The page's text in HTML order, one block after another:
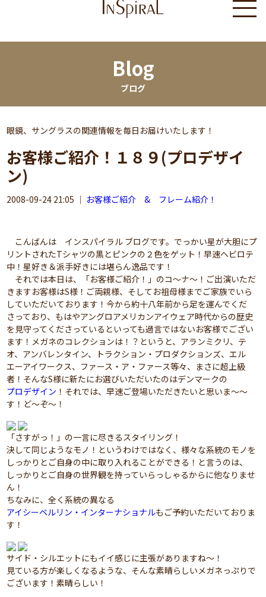
Blog
ブログ
眼鏡、サングラスの関連情報を毎日お届けいたします！
お客様ご紹介！１８９(プロデザイ
ン)
2008-09-24 21:05 ｜ お客様ご紹介 & フレーム紹介！
こんばんは インスパイラル ブログです。でっかい星が大胆にプ
リントされたTシャツの黒とピンクの２色をゲット！早速ヘビロテ
中！星好き＆派手好きには堪らん逸品です！
それでは本日は、「お客様ご紹介！」のコ～ナ～！ご出演いただ
きますお客様はS様！ご両親様、そしてお祖母様までご家族でいら
していただいております！今から約十八年前から足を運んでくだ
さっており、もはやアングロアメリカンアイウェア時代からの歴史
を見守ってくださっているといっても過言ではないお客様でござい
ます！メガネのコレクションは！？というと、アランミクリ、テ
オ、アンバレンタイン、トラクション・プロダクションズ、エル
エーアイワークス、ファース・ア・ファース等々、まさに超上級
者！そんなS様に新たにお選びいただいたのはデンマークの
プロデザイン ！それでは、早速ご登場いただきたいと思いま～～
す！ど～ぞ～！
「さすがっ！」の一言に尽きるスタイリング！
決して同じようなモノ！というわけではなく、様々な系統のモノを
しっかりとご自身の中に取り入れることができる！と言うのは、
しっかりとご自身の世界観を持っていらっしゃるからに他なりませ
ん！
ちなみに、全く系統の異なる
アイシーベルリン・インターナショナルもご予約いただいておりま
す！
サイド・シルエットにもイイ感じに主張がありますね～！
見ている方が楽しくなるような、そんな素晴らしいメガネっぷりで
ございます！素晴らしい！